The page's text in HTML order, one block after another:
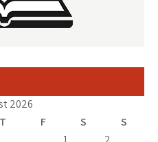
2026
T F S
S